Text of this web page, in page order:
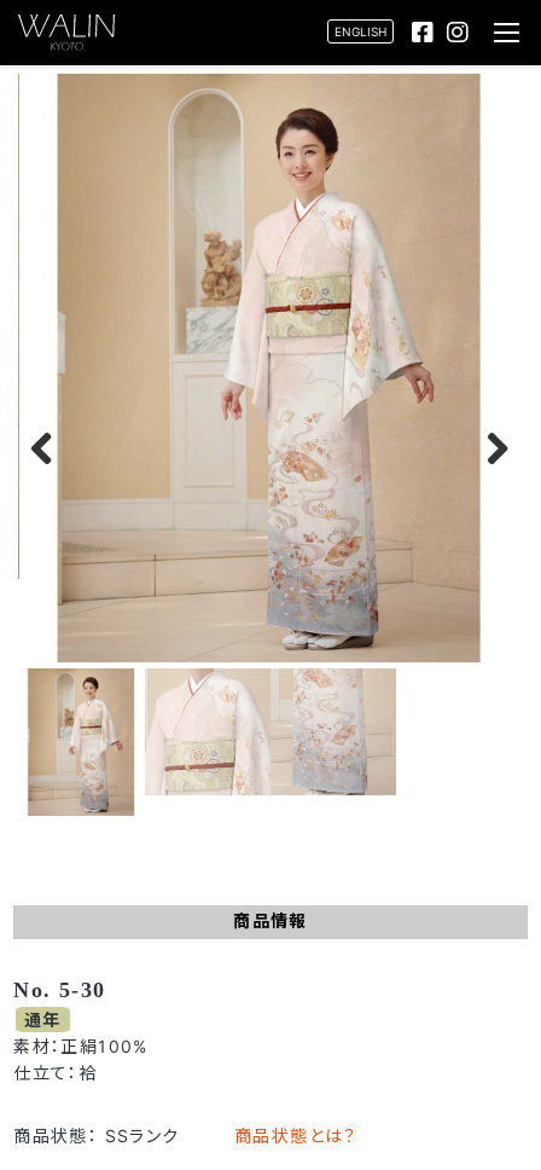
ENGLISH
商品情報
No. 5-30
通年
素材：正絹100%
仕立て：袷
商品状態： SSランク 商品状態とは？